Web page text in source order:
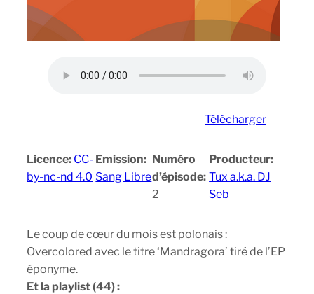
Télécharger
Licence: CC-
by-nc-nd 4.0
Emission:
Sang Libre
Numéro
d’épisode:
2
Producteur:
Tux a.k.a. DJ
Seb
Le coup de cœur du mois est polonais :
Overcolored avec le titre ‘Mandragora’ tiré de l’EP
éponyme.
Et la playlist (44) :